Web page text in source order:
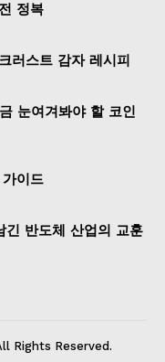
정복
러스트 감자 레시피
눈여겨봐야 할 코인
이드
긴 반도체 산업의 교훈
Rights Reserved.